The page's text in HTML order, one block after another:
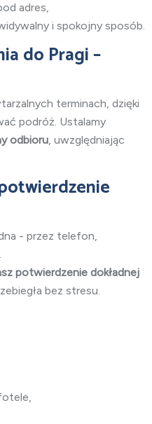
adres,
i spokojny sposób.
do Pragi –
terminach, dzięki
podróż. Ustalamy
odbioru , uwzględniając
- przez telefon,
potwierdzenie dokładnej
bez stresu.